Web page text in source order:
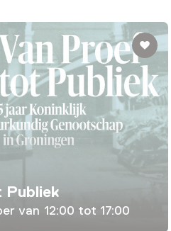
van 12:00 tot 17:00